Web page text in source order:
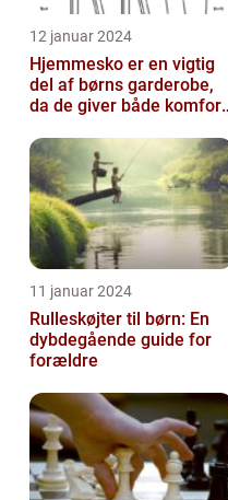
12 januar 2024
Hjemmesko er en vigtig
del af børns garderobe,
da de giver både komfort
børnenes ...
11 januar 2024
Rulleskøjter til børn: En
dybdegående guide for
forældre